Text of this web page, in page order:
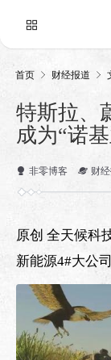
首页 财经报道
特斯拉、
成为“诺
非零博客 财
原创 全天候科
新能源4#大公